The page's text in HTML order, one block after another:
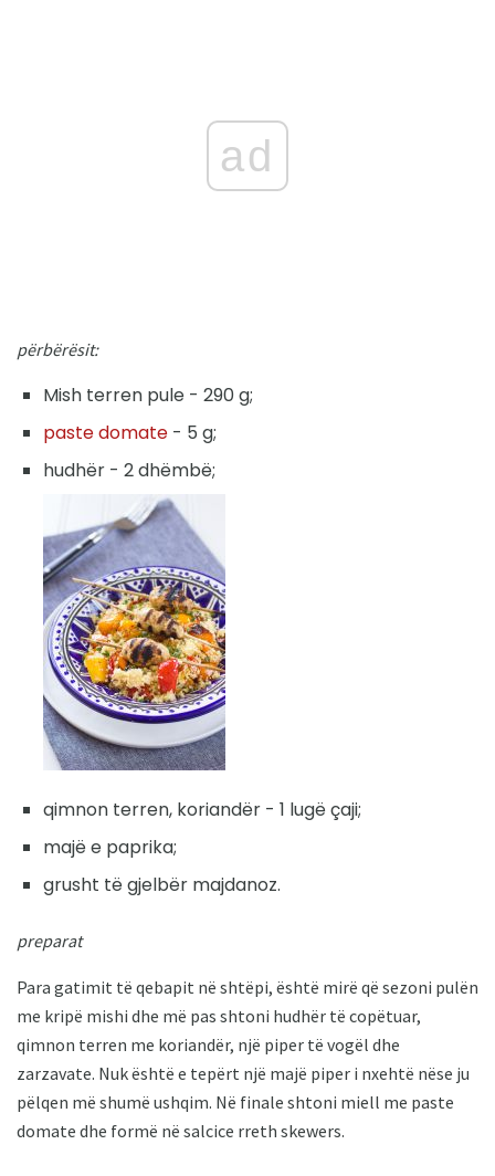
ad
përbërësit:
Mish terren pule - 290 g;
paste domate - 5 g;
hudhër - 2 dhëmbë;
qimnon terren, koriandër - 1 lugë çaji;
majë e paprika;
grusht të gjelbër majdanoz.
preparat
Para gatimit të qebapit në shtëpi, është mirë që sezoni pulën
me kripë mishi dhe më pas shtoni hudhër të copëtuar,
qimnon terren me koriandër, një piper të vogël dhe
zarzavate. Nuk është e tepërt një majë piper i nxehtë nëse ju
pëlqen më shumë ushqim. Në finale shtoni miell me paste
domate dhe formë në salcice rreth skewers.